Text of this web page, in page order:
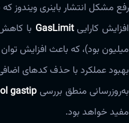
رفع مشکل انتشار باینری ویندوز که
افزایش کاراییGasLimit با
میلیون بود)، که باعث افزایش
بهبود عملکرد با حذف کدهای اضافی
به‌روزرسانی منطق بررسی gastip
مفید خواهد بود.